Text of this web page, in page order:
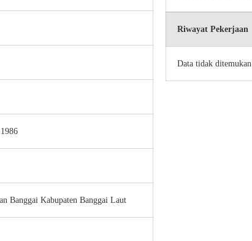
Banggai Kabupaten Banggai Laut
Riwayat Pekerjaan
Data tidak ditemukan